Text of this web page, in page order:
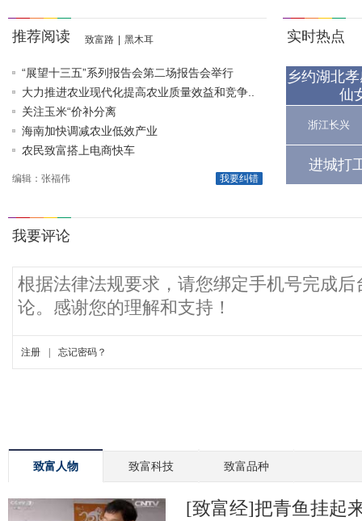
推荐阅读 致富路 黑木耳
“展望十三五”系列报告会第二场报告会举行
大力推进农业现代化提高农业质量效益和竞争..
关注玉米“价补分离
海南加快调减农业低效产业
农民致富搭上电商快车
我要纠错
编辑：张福伟
实时热点
乡约湖北
仙
浙江长兴
进城打
致富人物 致富科技 致富品种
[致富经]把青鱼挂起